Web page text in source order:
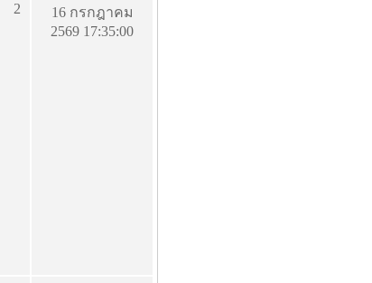
2
16 กรกฎาคม
2569 17:35:00